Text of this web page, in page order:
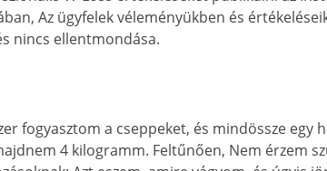
Az ügyfelek véleményükben és
nincs ellentmondása.
fogyasztom a cseppeket, és mindössze egy
4 kilogramm. Feltűnően, Nem érzem